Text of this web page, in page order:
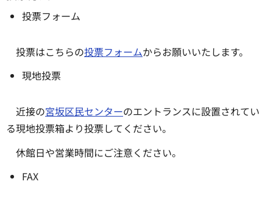
投票フォーム
投票はこちらの投票フォームからお願いいたします。
現地投票
近接の宮坂区民センターのエントランスに設置されてい
る現地投票箱より投票してください。
休館日や営業時間にご注意ください。
FAX